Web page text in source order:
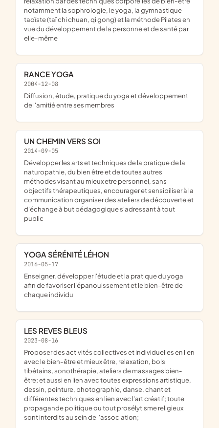
notamment la sophrologie, le yoga, la gymnastique
taoïste (taï chi chuan, qi gong) et la méthode Pilates en
vue du développement de la personne et de santé par
elle-même
RANCE YOGA
2004-12-08
diffusion, étude, pratique du yoga et développement
de l'amitié entre ses membres
UN CHEMIN VERS SOI
2014-09-05
développer les arts et techniques de la pratique de la
naturopathie, du bien être et de toutes autres
méthodes visant au mieux etre personnel, sans
objectifs thérapeutiques, encourager et sensibiliser à la
communication organiser des ateliers de découverte et
d'échange à but pédagogique s'adressant à tout
public
YOGA SÉRÉNITÉ LÉHON
2016-05-17
enseigner, développer l'étude et la pratique du yoga
afin de favoriser l'épanouissement et le bien-être de
chaque individu
LES REVES BLEUS
2023-08-16
proposer des activités collectives et individuelles en lien
avec le bien-être et mieux être, relaxation, bols
tibétains, sonothérapie, ateliers de massages bien-
être; et aussi en lien avec toutes expressions artistique,
dessin, peinture, photographie, danse, chant et
différentes techniques en lien avec l'art créatif; toute
propagande politique ou tout prosélytisme religieux
sont interdits au sein de l'association;